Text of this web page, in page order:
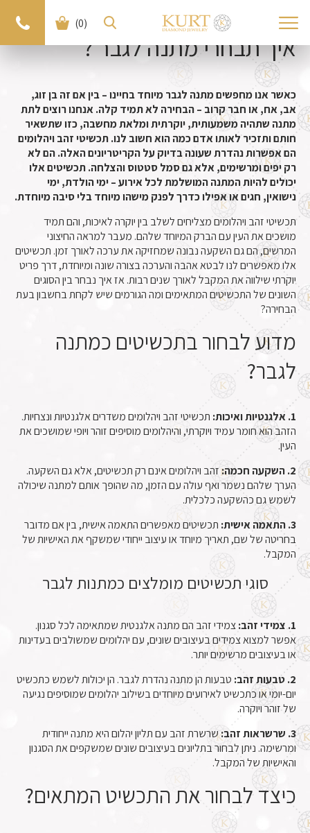
(0)
איך תבחרי מתנה לגבר ?
כאשר אנו מחפשים מתנה לגבר מיוחד בחיינו – בין אם זה בן זוג,
אב, אח, או חבר קרוב – הבחירה לא תמיד קלה. אנחנו רוצים לתת
מתנה שתהיה משמעותית, יוקרתית ומלאת מחשבה, כזו שתשאיר
חותם ותזכיר לאותו אדם כמה הוא חשוב לנו. תכשיטי זהב ויהלומים
הם אפשרות נהדרת שעונה בדיוק על הקריטריונים האלה. הם לא
רק יפים ומרשימים, אלא גם סמל סטטוס והצלחה. תכשיטים אלו
יכולים להיות המתנה המושלמת לכל אירוע – ימי הולדת, ימי
נישואין, חגים או אפילו כדרך לפנק מישהו מיוחד בלי סיבה מיוחדת.
תכשיטי זהב ויהלומים מצליחים לשלב בין יוקרה לאיכות, והם תמיד
מושכים את העין עם הברק המיוחד שלהם. מעבר למראה החיצוני
המרשים, הם גם השקעה נבונה שמחזיקה את ערכה לאורך זמן. תכשיטים
אלו מאפשרים לנו לבטא אהבה והערכה בצורה שונה ומיוחדת, דרך פריט
יוקרתי שילווה את המקבל לאורך שנים רבות. אז איך נבחר בין הסוגים
השונים של התכשיטים המתאימים ומה הגורמים שיש לקחת בחשבון בעת
הבחירה?
מדוע לבחור בתכשיטים כמתנה
לגבר?
1. אלגנטיות ואיכות:
תכשיטי זהב ויהלומים משדרים אלגנטיות ונצחיות.
הזהב הוא חומר עמיד ויוקרתי, והיהלומים מוסיפים זוהר ויופי שמושכים את
העין.
2. השקעה חכמה:
זהב ויהלומים אינם רק תכשיטים, אלא גם השקעה.
הערך שלהם נשמר ואף עולה עם הזמן, מה שהופך אותם למתנה שיכולה
לשמש גם כהשקעה כלכלית.
3. התאמה אישית:
תכשיטים מאפשרים התאמה אישית, בין אם מדובר
בחריטה של שם, תאריך מיוחד או עיצוב ייחודי שמשקף את האישיות של
המקבל.
סוגי תכשיטים מומלצים כמתנות לגבר
1. צמידי זהב:
צמידי זהב הם מתנה אלגנטית שמתאימה לכל סגנון.
אפשר למצוא צמידים בעיצובים שונים, עם יהלומים שמשולבים בעדינות
או בעיצובים מרשימים יותר.
2. טבעות זהב:
טבעות הן מתנה נהדרת לגבר. הן יכולות לשמש כתכשיט
יום-יומי או כתכשיט לאירועים מיוחדים בשילוב יהלומים שמוסיפים נגיעה
של זוהר ויוקרה.
3. שרשראות זהב:
שרשרת זהב עם תליון יהלום היא מתנה ייחודית
ומרשימה. ניתן לבחור בתליונים בעיצובים שונים שמשקפים את הסגנון
והאישיות של המקבל.
כיצד לבחור את התכשיט המתאים?